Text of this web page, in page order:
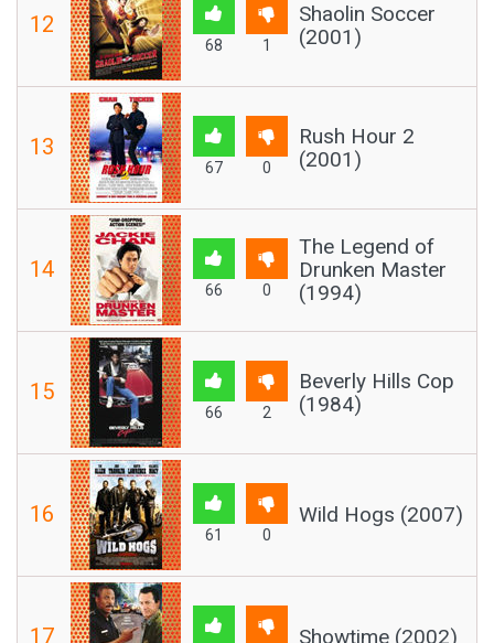
12
68 1
Shaolin Soccer
(2001)
13
67 0
Rush Hour 2
(2001)
14
66 0
The Legend of
Drunken Master
(1994)
15
66 2
Beverly Hills Cop
(1984)
16
61 0
Wild Hogs (2007)
17 Showtime (2002)